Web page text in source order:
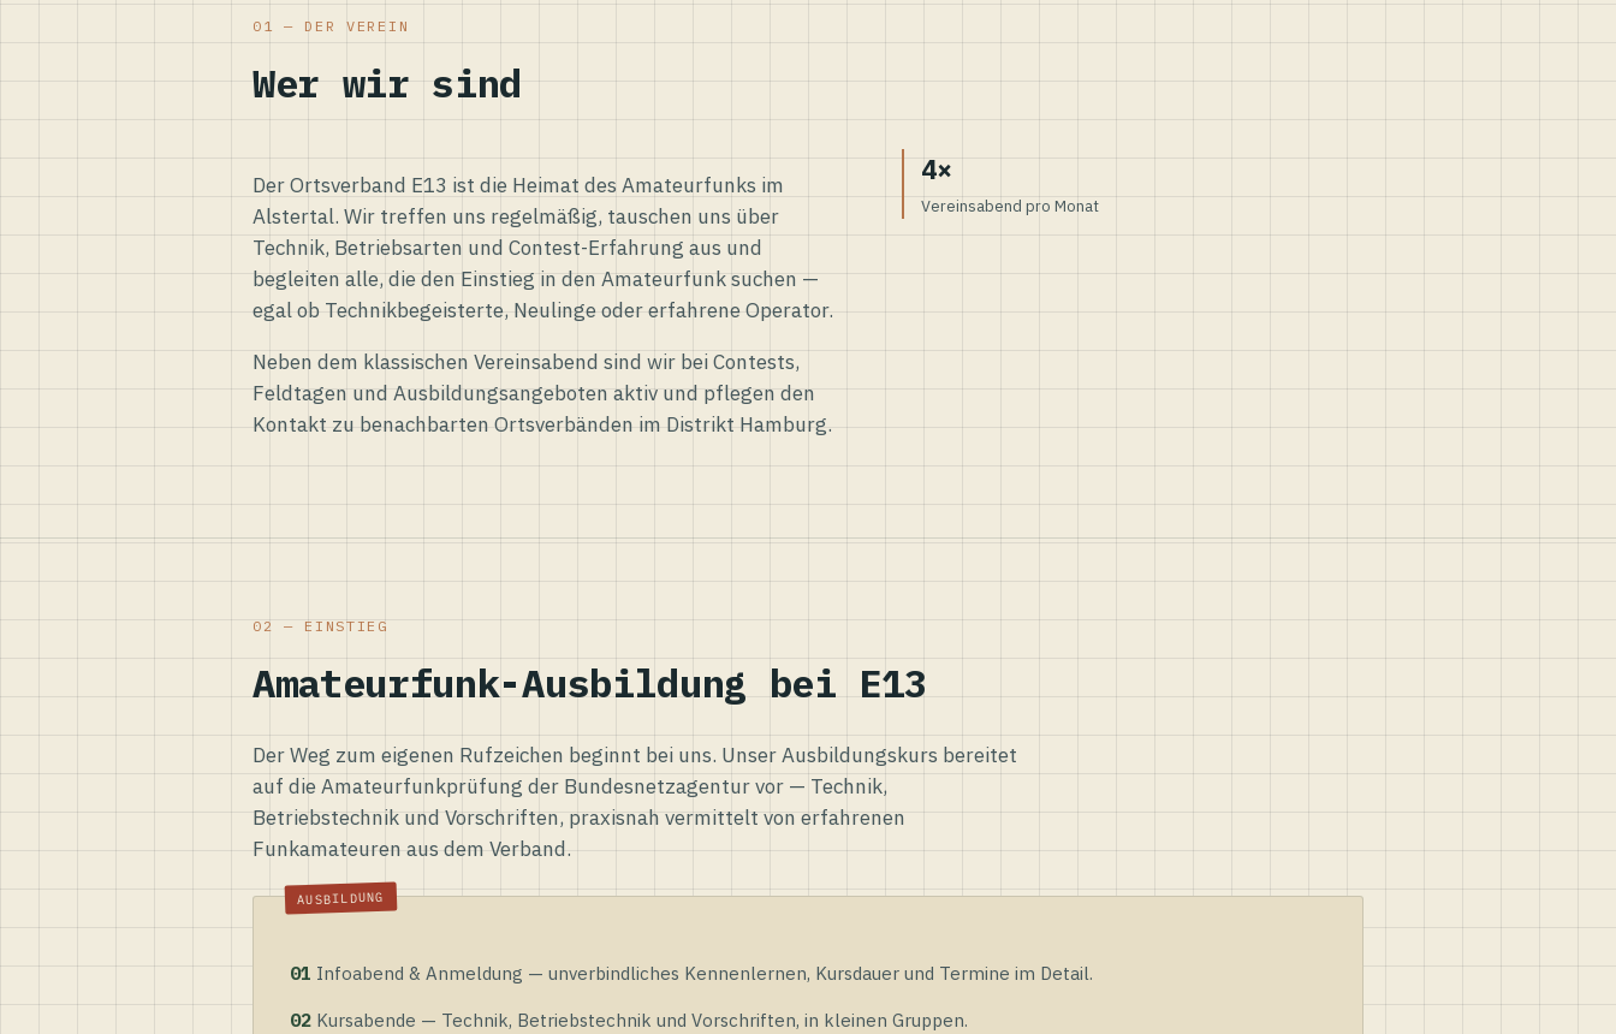
01 — DER VEREIN
Wer wir sind
Der Ortsverband E13 ist die Heimat des Amateurfunks im
Alstertal. Wir treffen uns regelmäßig, tauschen uns über
Technik, Betriebsarten und Contest-Erfahrung aus und
begleiten alle, die den Einstieg in den Amateurfunk suchen —
egal ob Technikbegeisterte, Neulinge oder erfahrene Operator.
Neben dem klassischen Vereinsabend sind wir bei Contests,
Feldtagen und Ausbildungsangeboten aktiv und pflegen den
Kontakt zu benachbarten Ortsverbänden im Distrikt Hamburg.
4×
Vereinsabend pro Monat
02 — EINSTIEG
Amateurfunk-Ausbildung bei E13
Der Weg zum eigenen Rufzeichen beginnt bei uns. Unser Ausbildungskurs bereitet
auf die Amateurfunkprüfung der Bundesnetzagentur vor — Technik,
Betriebstechnik und Vorschriften, praxisnah vermittelt von erfahrenen
Funkamateuren aus dem Verband.
01 Infoabend & Anmeldung — unverbindliches Kennenlernen, Kursdauer und Termine im Detail.
02 Kursabende — Technik, Betriebstechnik und Vorschriften, in kleinen Gruppen.